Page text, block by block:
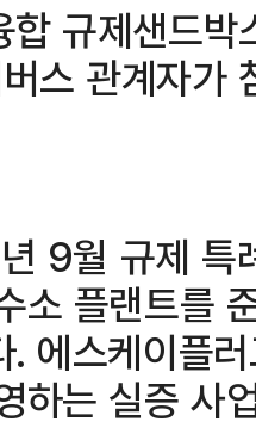
규제샌드
스 관계자가
9월 규제 특
소 플랜트를
에스케이플
하는 실증 사